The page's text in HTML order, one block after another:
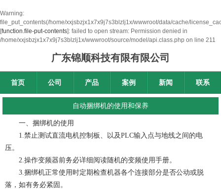
Warning:
file_put_contents(/home/xxjsbzjx1x7x9j7s3blzlj1x/wwwroot/data/cache/
[function.file-put-contents]: failed to open stream: Permission denied in
/home/xxjsbzjx1x7x9j7s3blzlj1x/wwwroot/source/model/api.class.php on line 211
广东锦顺科技有限有限公司
首页 公司 产品 案例 新闻 联系
自动捆绑机的使用和保养
一、捆绑机的使用
1.禁止测试直流电机控制板、以及PLC输入点与地线之间的电
压。
2.操作变频器前务必详细阅读随机的变频使用手册。
3.捆绑机正常使用时定期检查机器各个连接部分是否公动或脱
落，如有务必紧固。